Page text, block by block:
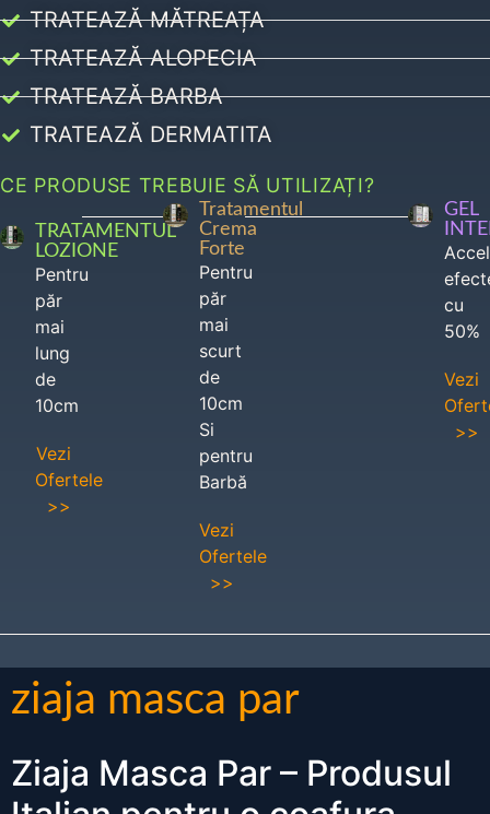
TRATEAZĂ MĂTREAȚA
TRATEAZĂ ALOPECIA
TRATEAZĂ BARBA
TRATEAZĂ DERMATITA
CE PRODUSE TREBUIE SĂ UTILIZAȚI?
TRATAMENTUL
LOZIONE
Pentru
păr
mai
lung
de
10cm
Vezi
Ofertele
>>
Tratamentul
Crema
Forte
Pentru
păr
mai
scurt
de
10cm
Si
pentru
Barbă
Vezi
Ofertele
>>
GEL
cu
50%
Vezi
>>
ziaja masca par
Ziaja Masca Par – Produsul